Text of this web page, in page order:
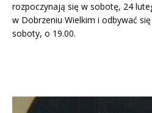
rozpoczynają się w sobotę, 24
w Dobrzeniu Wielkim i odbywać
soboty, o 19.00.